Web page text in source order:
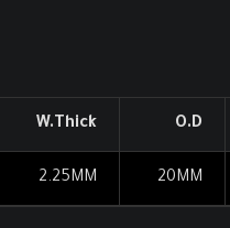
O.D
W.Thick
20MM
2.25MM